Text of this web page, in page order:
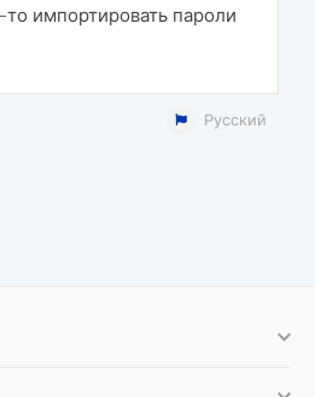
импортировать пароли
Русский